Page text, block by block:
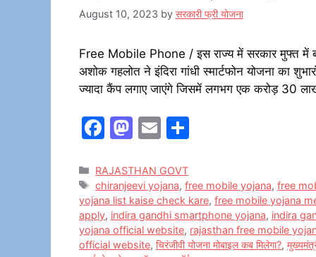
August 10, 2023 by सरकारी फ्री योजना
Free Mobile Phone / इस राज्य में सरकार मुफ्त में
अशोक गहलोत ने इंदिरा गांधी स्मार्टफोन योजना का
ज्यादा कैंप लगाए जाएंगे जिसमें लगभग एक करोड़ 30
F
c
e
b
o
M
st
o
d
o
E
ai
l
e
Categories
RAJASTHAN GOVT
Tags
chiranjeevi yojana,free mobile yojana,free
yojana list kaise check kare, free mobile yojana
apply, indira gandhi smartphone yojana, indira
yojana official website, rajasthan free mobile
official website, चिरंजीवी योजना मोबाइल कब मिलेगा?,